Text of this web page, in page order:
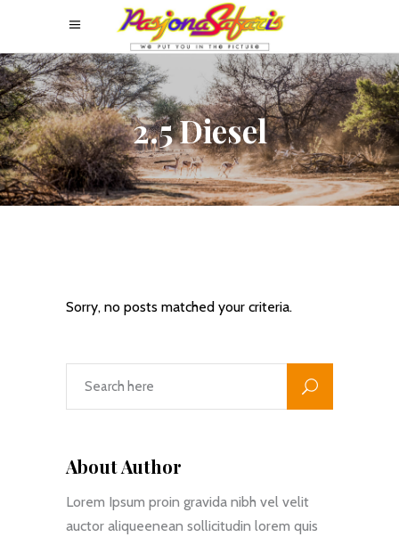
2.5 Diesel
Sorry, no posts matched your criteria.
About Author
Lorem Ipsum proin gravida nibh vel velit
auctor aliqueenean sollicitudin lorem quis